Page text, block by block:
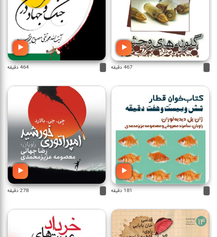
467 دقیقه 464 دقیقه
181 دقیقه 278 دقیقه